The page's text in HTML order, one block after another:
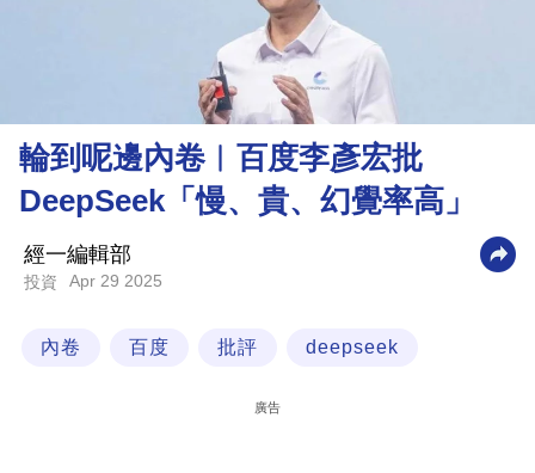
理
財
商
科
輪到呢邊內卷︳百度李彥宏批
DeepSeek「慢、貴、幻覺率高」
經一編輯部
投資 Apr 29 2025
內卷 百度 批評 deepseek
廣告